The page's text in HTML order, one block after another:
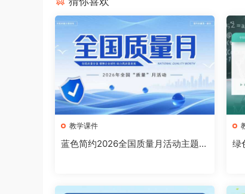
教学课件
蓝色简约2026全国质量月活动主题宣
绿